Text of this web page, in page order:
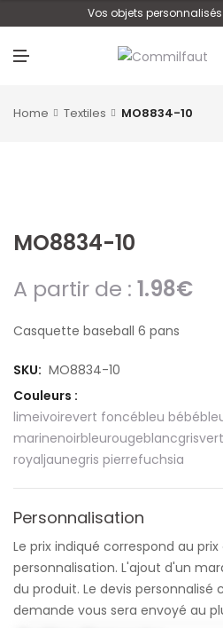
Vos objets
Home Textiles MO8834-10
MO8834-10
A partir de : 1.98€
Casquette baseball 6 pans
SKU: MO8834-10
Couleurs :
limeivoirevert foncébleu bébé
marinenoirbleurougeblancgrisvert
royaljaunegris pierrefuchsia
Personnalisation
Le prix indiqué correspond au
personnalisation. L'ajout d'un
du produit. Le devis
demande vous sera envoyé au